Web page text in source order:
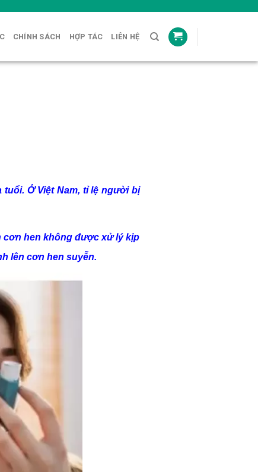
CHÍNH SÁCH HỢP TÁC LIÊN HỆ
Ở Việt Nam, tỉ lệ người bị
cơn hen không được xử lý kịp
lên cơn hen suyễn.